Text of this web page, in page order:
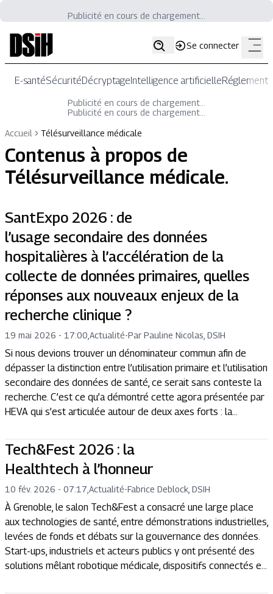
Publicité en cours de chargement...
Se connecter
E-santéSécuritéDécryptageIntelligence artificielle
Publicité en cours de chargement...
Publicité en cours de chargement...
Accueil
Télésurveillance médicale
Contenus à propos de
Télésurveillance médicale.
SantExpo 2026 : de
l’usage secondaire des données
hospitalières à l’accélération de la
collecte de données primaires, quelles
réponses aux nouveaux enjeux de la
recherche clinique ?
19 mai 2026 - 17:00 Actualité-Par Pauline Nicolas, DSIH
Si nous devions trouver un dénominateur commun afin de
dépasser la distinction entre l’utilisation primaire et l’utilisation
secondaire des données de santé, ce serait sans conteste la
recherche. C’est ce qu’a démontré cette agora présentée par
HEVA qui s’est articulée autour de deux axes forts : la...
Tech&Fest 2026 : la
Healthtech à l’honneur
10 fév. 2026 - 07:17 Actualité-Fabrice Deblock, DSIH
À Grenoble, le salon Tech&Fest a consacré une large place
aux technologies de santé, entre démonstrations industrielles,
levées de fonds et débats sur la gouvernance des données.
Start-ups, industriels et acteurs publics y ont présenté des
solutions mêlant robotique médicale, dispositifs connectés e...